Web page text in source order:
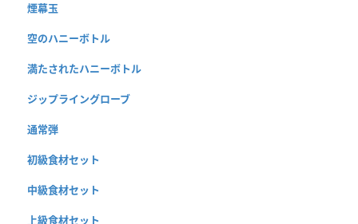
煙幕玉
空のハニーボトル
満たされたハニーボトル
ジップライングローブ
通常弾
初級食材セット
中級食材セット
上級食材セット